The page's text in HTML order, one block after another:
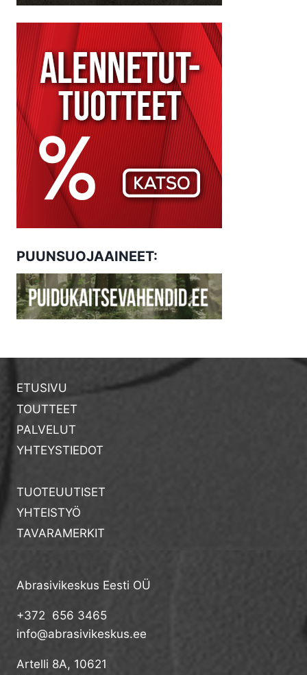
PUUNSUOJAAINEET:
ETUSIVU
TOUTTEET
PALVELUT
YHTEYSTIEDOT
TUOTEUUTISET
YHTEISTYÖ
TAVARAMERKIT
Abrasivikeskus Eesti OÜ
+372 656 3465
info@abrasivikeskus.ee
Artelli 8A, 10621